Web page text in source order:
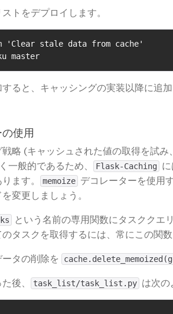
トをデプロイします。
'Clear stale data from cache'
master
ると、キャッシングの実装以降に追
使用
略 (キャッシュされた値の取得を試
一般的であるため、
Flask-Caching
ます。
memoize
デコレーターを使用
変更しましょう。
という名前の専用関数にタスククエ
タスクを取得するには、常にこの関
タの削除を
後、 task_list/task_list.py は次